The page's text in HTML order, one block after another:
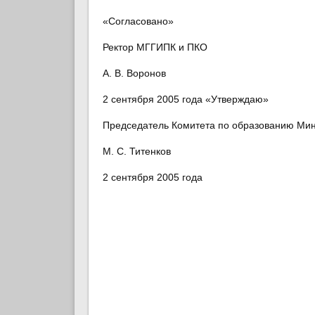
«Согласовано»
Ректор МГГИПК и ПКО
А. В. Воронов
2 сентября 2005 года «Утверждаю»
Председатель Комитета по образованию
М. С. Титенков
2 сентября 2005 года